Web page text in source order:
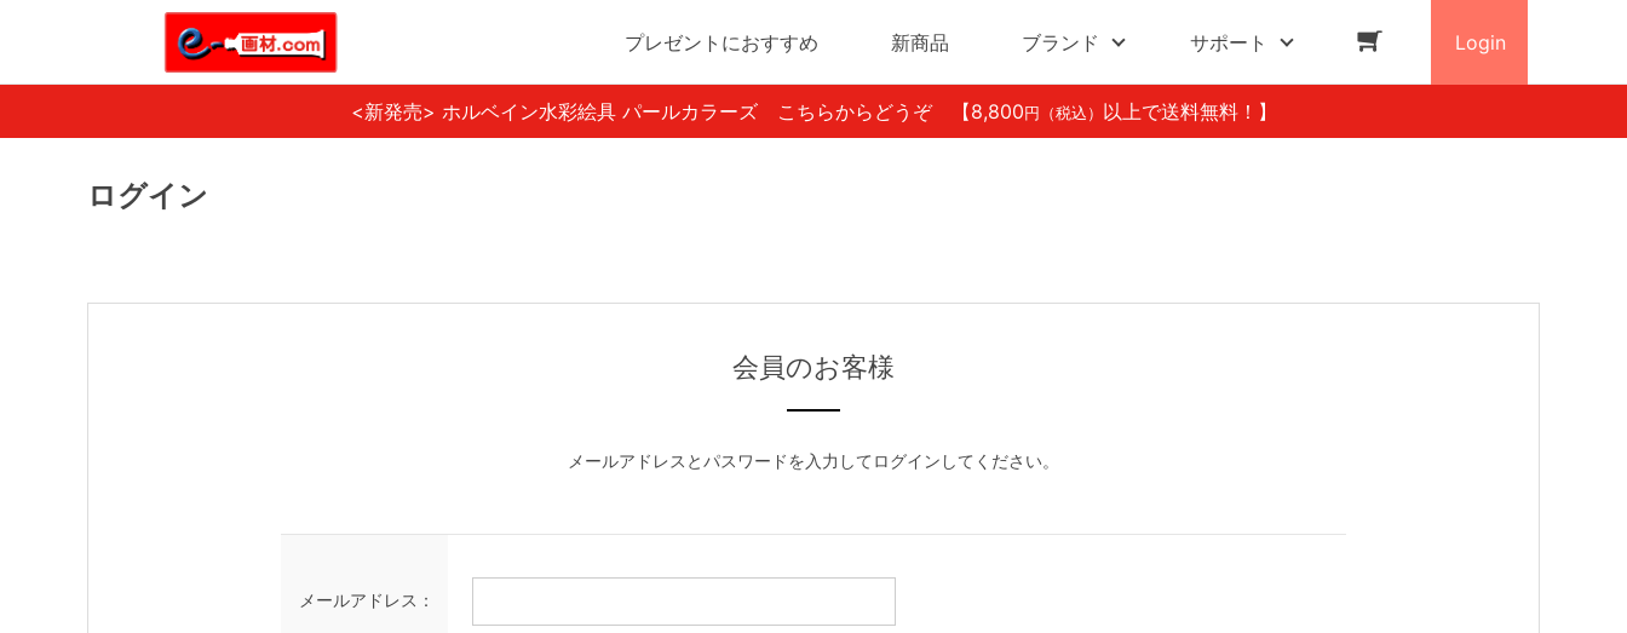
プレゼントにおすすめ 新商品 ブランド サポート Login
<新発売> ホルベイン水彩絵具 パールカラーズ こちらからどうぞ 【8,800 円（税込） 以上で送料無料！】
ログイン
会員のお客様
メールアドレスとパスワードを入力してログインしてください。
メールアドレス：